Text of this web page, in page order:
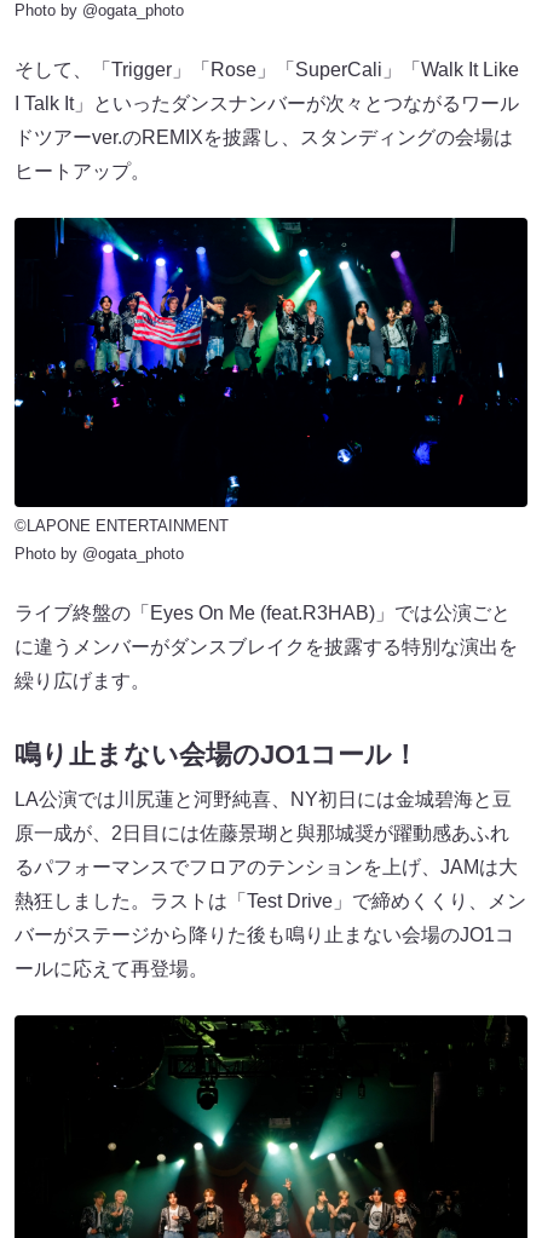
Photo by @ogata_photo
そして、「Trigger」「Rose」「SuperCali」「Walk It Like
I Talk It」といったダンスナンバーが次々とつながるワール
ドツアーver.のREMIXを披露し、スタンディングの会場は
ヒートアップ。
©LAPONE ENTERTAINMENT
Photo by @ogata_photo
ライブ終盤の「Eyes On Me (feat.R3HAB)」では公演ごと
に違うメンバーがダンスブレイクを披露する特別な演出を
繰り広げます。
鳴り止まない会場のJO1コール！
LA公演では川尻蓮と河野純喜、NY初日には金城碧海と豆
原一成が、2日目には佐藤景瑚と與那城奨が躍動感あふれ
るパフォーマンスでフロアのテンションを上げ、JAMは大
熱狂しました。ラストは「Test Drive」で締めくくり、メン
バーがステージから降りた後も鳴り止まない会場のJO1コ
ールに応えて再登場。